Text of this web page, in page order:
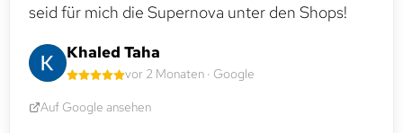
seid für mich die Supernova unter den Shops!
Khaled Taha
vor 2 Monaten · Google
Auf Google ansehen